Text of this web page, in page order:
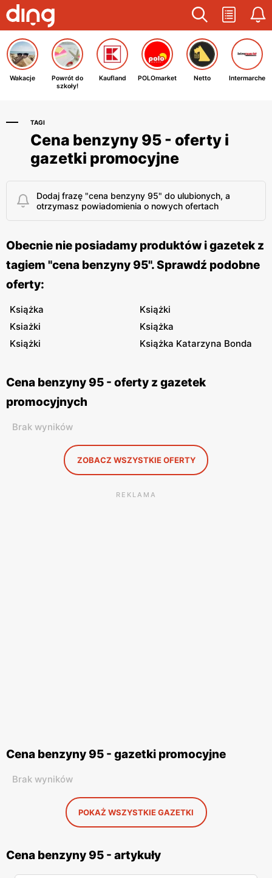
Wakacje
Powrót do
szkoły!
Kaufland POLOmarket Netto Intermarche
TAGI
Cena benzyny 95 - oferty i
gazetki promocyjne
Dodaj frazę "cena benzyny 95" do ulubionych, a
otrzymasz powiadomienia o nowych ofertach
Obecnie nie posiadamy produktów i gazetek z
tagiem "cena benzyny 95". Sprawdź podobne
oferty:
Książka
Książki
Ksiażki
Książka
Książki
Książka Katarzyna Bonda
Cena benzyny 95 - oferty z gazetek
promocyjnych
Brak wyników
ZOBACZ WSZYSTKIE OFERTY
REKLAMA
Cena benzyny 95 - gazetki promocyjne
Brak wyników
POKAŻ WSZYSTKIE GAZETKI
Cena benzyny 95 - artykuły